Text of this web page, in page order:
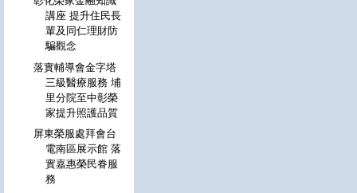
講座 提升住民長
輩及同仁理財防
騙觀念
落實輔導會金字塔
三級醫療服務 埔
里分院至中彰榮
家提升照護品質
屏東榮服處拜會台
電南區展示館 落
實嘉惠榮民眷服
務